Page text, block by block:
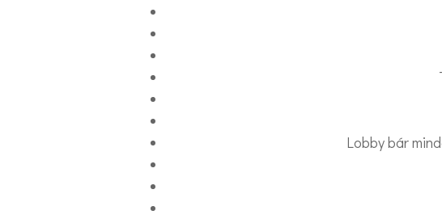
Lobby bár